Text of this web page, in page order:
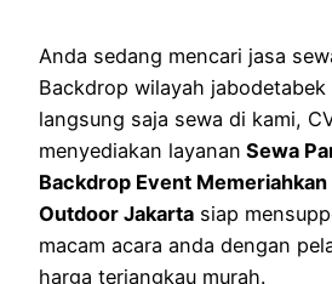
Anda sedang mencari jasa
Backdrop wilayah jabodetabek
langsung saja sewa di kami,
menyediakan layanan Sewa
Backdrop Event
Outdoor Jakarta siap
macam acara anda dengan
harga terjangkau murah.